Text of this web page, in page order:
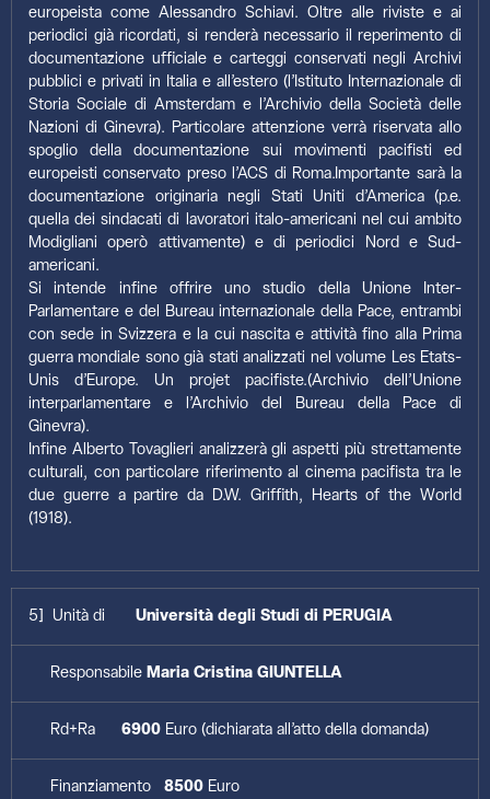
europeista come Alessandro Schiavi. Oltre alle riviste e ai
periodici già ricordati, si renderà necessario il reperimento di
documentazione ufficiale e carteggi conservati negli Archivi
pubblici e privati in Italia e all’estero (l’Istituto Internazionale di
Storia Sociale di Amsterdam e l’Archivio della Società delle
Nazioni di Ginevra). Particolare attenzione verrà riservata allo
spoglio della documentazione sui movimenti pacifisti ed
europeisti conservato preso l’ACS di Roma.Importante sarà la
documentazione originaria negli Stati Uniti d’America (p.e.
quella dei sindacati di lavoratori italo-americani nel cui ambito
Modigliani operò attivamente) e di periodici Nord e Sud-
americani.
Si intende infine offrire uno studio della Unione Inter-
Parlamentare e del Bureau internazionale della Pace, entrambi
con sede in Svizzera e la cui nascita e attività fino alla Prima
guerra mondiale sono già stati analizzati nel volume Les Etats-
Unis d’Europe. Un projet pacifiste.(Archivio dell’Unione
interparlamentare e l’Archivio del Bureau della Pace di
Ginevra).
Infine Alberto Tovaglieri analizzerà gli aspetti più strettamente
culturali, con particolare riferimento al cinema pacifista tra le
due guerre a partire da D.W. Griffith, Hearts of the World
(1918).
5] Unità di Università degli Studi di PERUGIA
Responsabile Maria Cristina GIUNTELLA
Rd+Ra 6900 Euro (dichiarata all’atto della domanda)
Finanziamento 8500 Euro